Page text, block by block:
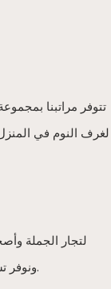
ونوفر تشكيلة واسعة من المنتجات، تتراوح بين متوسطة الصلابة والناعمة والصلبة. تشمل منتجاتنا مراتب زنبركية، ومراتب إسفنجية، ومراتب ضغط، ومراتب فندقية، بجودة فائقة وأسعار تنافسية.